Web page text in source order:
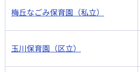
梅丘なごみ保育園（私立）
玉川保育園（区立）